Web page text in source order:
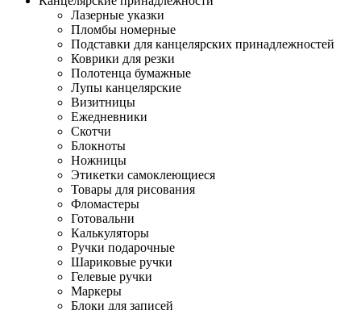
Лазерные указки
Пломбы номерные
Подставки для канцелярских принадлежностей
Коврики для резки
Полотенца бумажные
Лупы канцелярские
Визитницы
Ежедневники
Скотчи
Блокноты
Ножницы
Этикетки самоклеющиеся
Товары для рисования
Фломастеры
Готовальни
Калькуляторы
Ручки подарочные
Шариковые ручки
Гелевые ручки
Маркеры
Блоки для записей